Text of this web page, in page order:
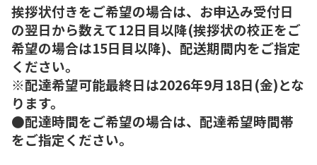
挨拶状付きをご希望の場合は、お申込み受付日
の翌日から数えて12日目以降(挨拶状の校正をご
希望の場合は15日目以降)、配送期間内をご指定
ください。
※配達希望可能最終日は2026年9月18日(金)とな
ります。
●配達時間をご希望の場合は、配達希望時間帯
をご指定ください。